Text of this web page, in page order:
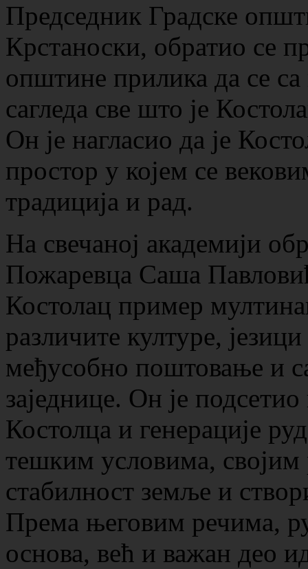
Председник Градске
Крстаноски, обратио се
општине прилика да се
сагледа све што је
Он је нагласио да је
простор у којем се
традиција и рад.
На свечаној академији
Пожаревца Саша
Костолац пример
различите културе,
међусобно поштовање и
заједнице. Он је
Костолца и генерације
тешким условима, својим
стабилност земље и
Према његовим речима,
основа, већ и важан део